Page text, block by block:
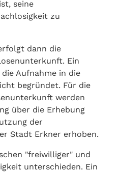
seine
zu
dann die
Ein
Aufnahme in die
begründet. Für die
werden
über die Erhebung
der
Stadt Erkner erhoben.
"freiwilliger" und
unterschieden. Ein